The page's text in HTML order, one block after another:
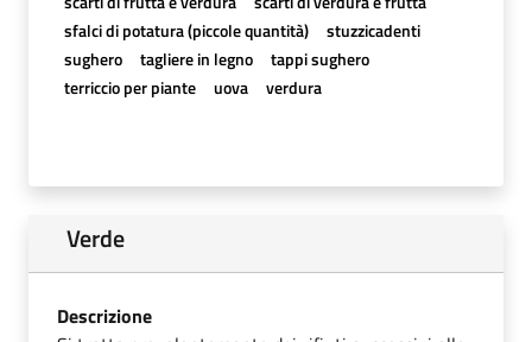
sfalci di potatura (piccole quantità)
stuzzicadenti
sughero
tagliere in legno
tappi sughero
terriccio per piante
uova verdura
Verde
Descrizione